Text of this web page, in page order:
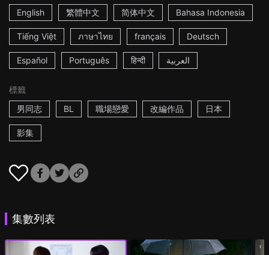
English
繁體中文 简体中文 Bahasa Indonesia
Tiếng Việt ภาษาไทย français Deutsch
Español Português हिन्दी العربية
標籤
男同志
BL 職場戀愛 改編作品 日本
影集
集數列表